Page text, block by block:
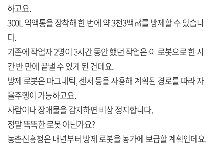
하고요.
300L 약액통을 장착해 한 번에 약 3천3백㎡를 방제할 수 있습니
다.
기존에 작업자 2명이 3시간 동안 했던 작업은 이 로봇으로 한 시
간 반 만에 끝낼 수 있게 된 건데요.
방제 로봇은 마그네틱, 센서 등을 사용해 계획된 경로를 따라 자
율주행이 가능하고요.
사람이나 장애물을 감지하면 비상 정지합니다.
정말 똑똑한 로봇 아닌가요?
농촌진흥청은 내년부터 방제 로봇을 농가에 보급할 계획인데요.